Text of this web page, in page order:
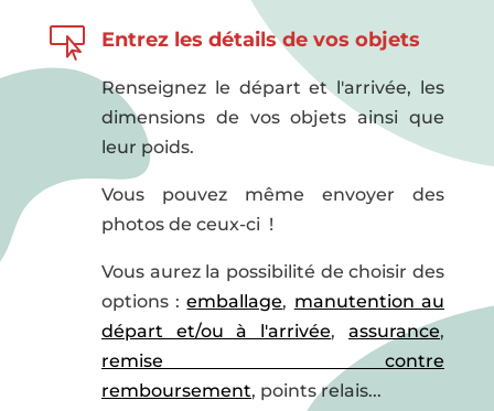
 Entrez les détails de vos objets
Renseignez le départ et l'arrivée, les
dimensions de vos objets ainsi que
leur poids.
Vous pouvez même envoyer des
photos de ceux-ci !
Vous aurez la possibilité de choisir des
options :emballage, manutention au
départ et/ou à l'arrivée, assurance,
remise contre
remboursement, points relais...